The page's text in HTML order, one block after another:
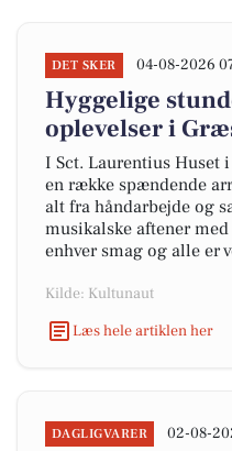
DET SKER 04-08-2026
Hyggelige
oplevelser i
I Sct. Laurentius Huset
en række spændende
alt fra håndarbejde og
musikalske aftener
enhver smag og alle er
Kilde: Kultunaut
Læs hele artiklen her
DAGLIGVARER 02-08-